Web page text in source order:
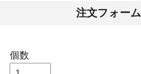
注文フォーム
個数